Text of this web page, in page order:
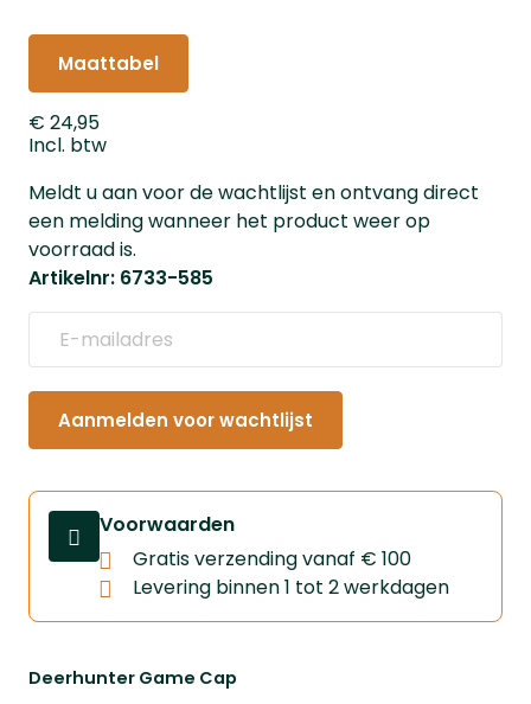
Deerhunter Game Cap
Maattabel
€ 24,95
Incl. btw
Meldt u aan voor de wachtlijst en ontvang direct
een melding wanneer het product weer op
voorraad is.
Artikelnr: 6733-585
Aanmelden voor wachtlijst
Voorwaarden
Gratis verzending vanaf € 100
Levering binnen 1 tot 2 werkdagen